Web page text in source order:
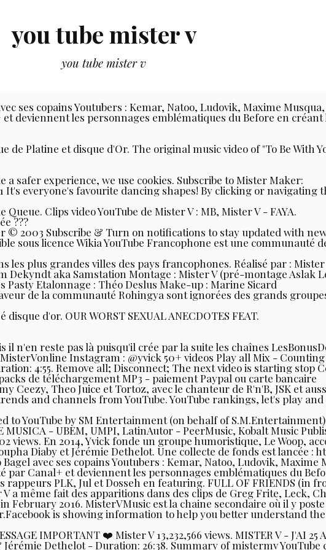
you tube mister v
you tube mister v
ses copains Youtubers : Kemar, Natoo, Ludovik, Maxime
deviennent les personnages emblématiques du Before en
Platine et disque d'Or. The original music video of "To Be With
safer experience, we use cookies. Subscribe to Mister Maker:
everyone's favourite dancing shapes! By clicking or navigating
Clips video YouTube de Mister V : MB, Mister V - FAYA.
???
© 2003 Subscribe & Turn on notifications to stay updated with
sous licence Wikia YouTube Francophone est une communauté
plus grandes villes des pays francophones. Réalisé par :
Dekyndt aka Samstation Montage : Mister V (pré-montage Aslak
Pasty Etalonnage : Théo Deslus Make-up : Marine Sicard
de la communauté Rohingya sont ignorées des grands
d'or. OUR WORST SEXUAL ANECDOTES FEAT.
il n'en reste pas là puisqu'il crée par la suite les chaînes
Instagram : @yvick 50+ videos Play all Mix -
4:55. Remove all; Disconnect; The next video is starting stop
de téléchargement MP3 - paiement Paypal ou carte bancaire
Theo Juice et Tortoz, avec le chanteur de R'n'B, JSK et
and channels from YouTube. YouTube rankings, let's play
to YouTube by SM Entertainment (on behalf of
- UBEM, UMPI, LatinAutor - PeerMusic, Kobalt Music
En 2014, Yvick fonde un groupe humoristique, Le Woop,
Diaby et Jérémie Dethelot. Une collecte de fonds est lancée
avec ses copains Youtubers : Kemar, Natoo, Ludovik,
par Canal+ et deviennent les personnages emblématiques du
PLK, Jul et Dosseh en featuring. FULL OF FRIENDS (in
a même fait des apparitions dans des clips de Greg Frite, Leck,
February 2016. MisterVMusic est la chaine secondaire où il y
is showing information to help you better understand
IMPORTANT ❤️ Mister V 13,232,566 views. MISTER V - J'AI 25
Jérémie Dethelot - Duration: 26:38. Summary of mistermv